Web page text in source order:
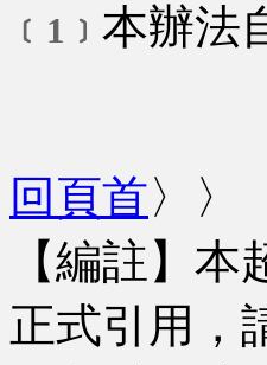
﹝1﹞ 本辦法
回頁首〉〉
【編註】
正式引用，